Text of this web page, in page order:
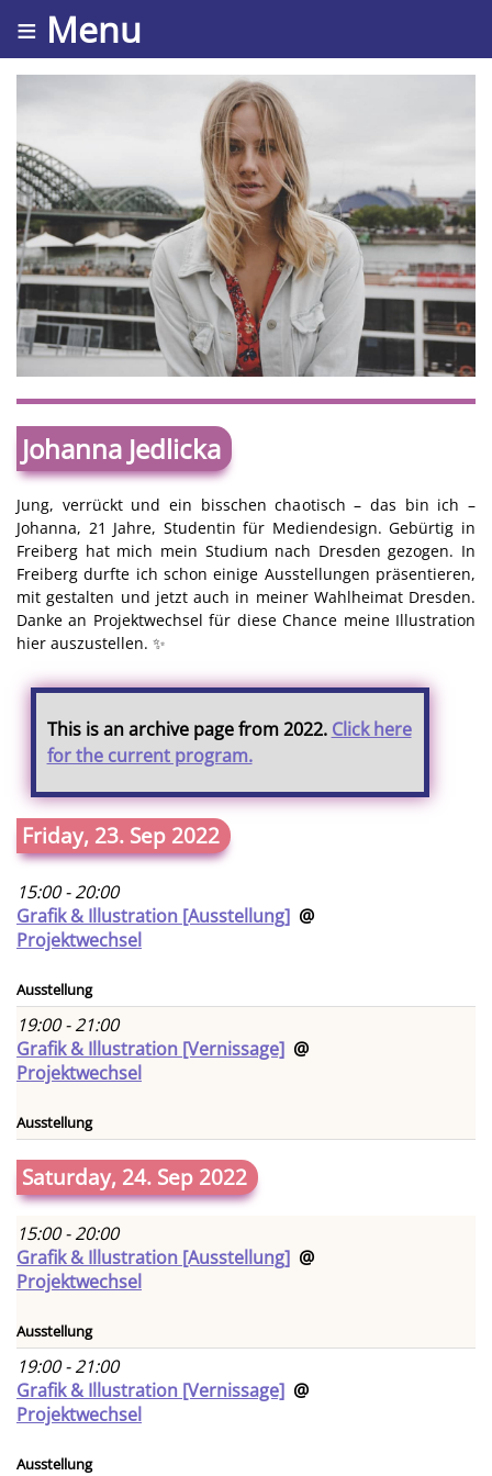
≡ Menu
Johanna Jedlicka
Jung, verrückt und ein bisschen chaotisch – das bin ich –
Johanna, 21 Jahre, Studentin für Mediendesign. Gebürtig in
Freiberg hat mich mein Studium nach Dresden gezogen. In
Freiberg durfte ich schon einige Ausstellungen präsentieren,
mit gestalten und jetzt auch in meiner Wahlheimat Dresden.
Danke an Projektwechsel für diese Chance meine Illustration
hier auszustellen. ✨
This is an archive page from 2022. Click here
for the current program.
Friday, 23. Sep 2022
15:00 - 20:00
Grafik & Illustration [Ausstellung] @
Projektwechsel
Ausstellung
19:00 - 21:00
Grafik & Illustration [Vernissage] @
Projektwechsel
Ausstellung
Saturday, 24. Sep 2022
15:00 - 20:00
Grafik & Illustration [Ausstellung] @
Projektwechsel
Ausstellung
19:00 - 21:00
Grafik & Illustration [Vernissage] @
Projektwechsel
Ausstellung